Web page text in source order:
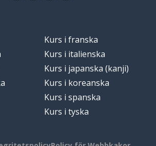
Kurs i franska
Kurs i italienska
Kurs i japanska (kanji)
Kurs i koreanska
Kurs i spanska
Kurs i tyska